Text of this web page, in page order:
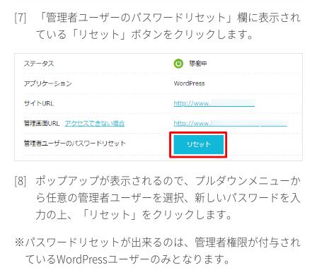
[7]
「管理者ユーザーのパスワードリセット」欄に表示され
ている「リセット」ボタンをクリックします。
[8]
ポップアップが表示されるので、プルダウンメニューか
ら任意の管理者ユーザーを選択、新しいパスワードを入
力の上、「リセット」をクリックします。
※パスワードリセットが出来るのは、管理者権限が付与され
ているWordPressユーザーのみとなります。